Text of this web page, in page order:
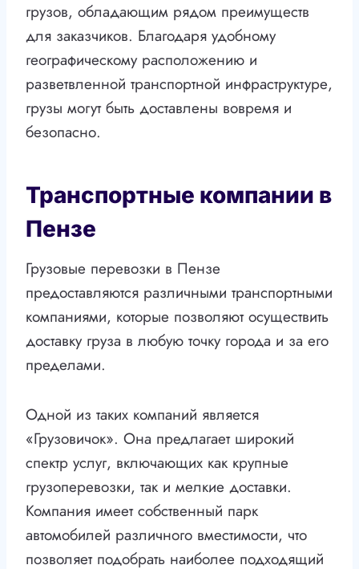
грузов, обладающим рядом преимуществ
для заказчиков. Благодаря удобному
географическому расположению и
разветвленной транспортной инфраструктуре,
грузы могут быть доставлены вовремя и
безопасно.
Транспортные компании в
Пензе
Грузовые перевозки в Пензе
предоставляются различными транспортными
компаниями, которые позволяют осуществить
доставку груза в любую точку города и за его
пределами.
Одной из таких компаний является
«Грузовичок». Она предлагает широкий
спектр услуг, включающих как крупные
грузоперевозки, так и мелкие доставки.
Компания имеет собственный парк
автомобилей различного вместимости, что
позволяет подобрать наиболее подходящий